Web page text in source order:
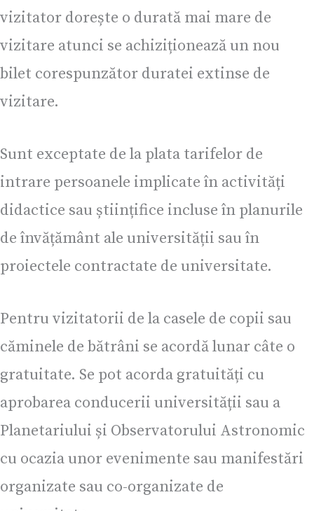
vizitator dorește o durată mai mare de
vizitare atunci se achiziționează un nou
bilet corespunzător duratei extinse de
vizitare.
Sunt exceptate de la plata tarifelor de
intrare persoanele implicate în activități
didactice sau științifice incluse în planurile
de învățământ ale universității sau în
proiectele contractate de universitate.
Pentru vizitatorii de la casele de copii sau
căminele de bătrâni se acordă lunar câte o
gratuitate. Se pot acorda gratuități cu
aprobarea conducerii universității sau a
Planetariului și Observatorului Astronomic
cu ocazia unor evenimente sau manifestări
organizate sau co-organizate de